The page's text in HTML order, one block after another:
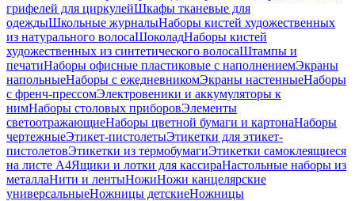
грифелей для циркулейШкафы тканевые для
одеждыШкольные журналыНаборы кистей художественных
из натурального волосаШоколадНаборы кистей
художественных из синтетического волосаШтампы и
печатиНаборы офисные пластиковые с наполнениемЭкраны
напольныеНаборы с ежедневникомЭкраны настенныеНаборы
с френч-прессомЭлектровеники и аккумуляторы к
нимНаборы столовых приборовЭлементы
светоотражающиеНаборы цветной бумаги и картонаНаборы
чертежныеЭтикет-пистолетыЭтикетки для этикет-
пистолетовЭтикетки из термобумагиЭтикетки самоклеящиеся
на листе А4Ящики и лотки для кассираНастольные наборы из
металлаНити и лентыНожиНожи канцелярские
универсальныеНожницы детскиеНожницы